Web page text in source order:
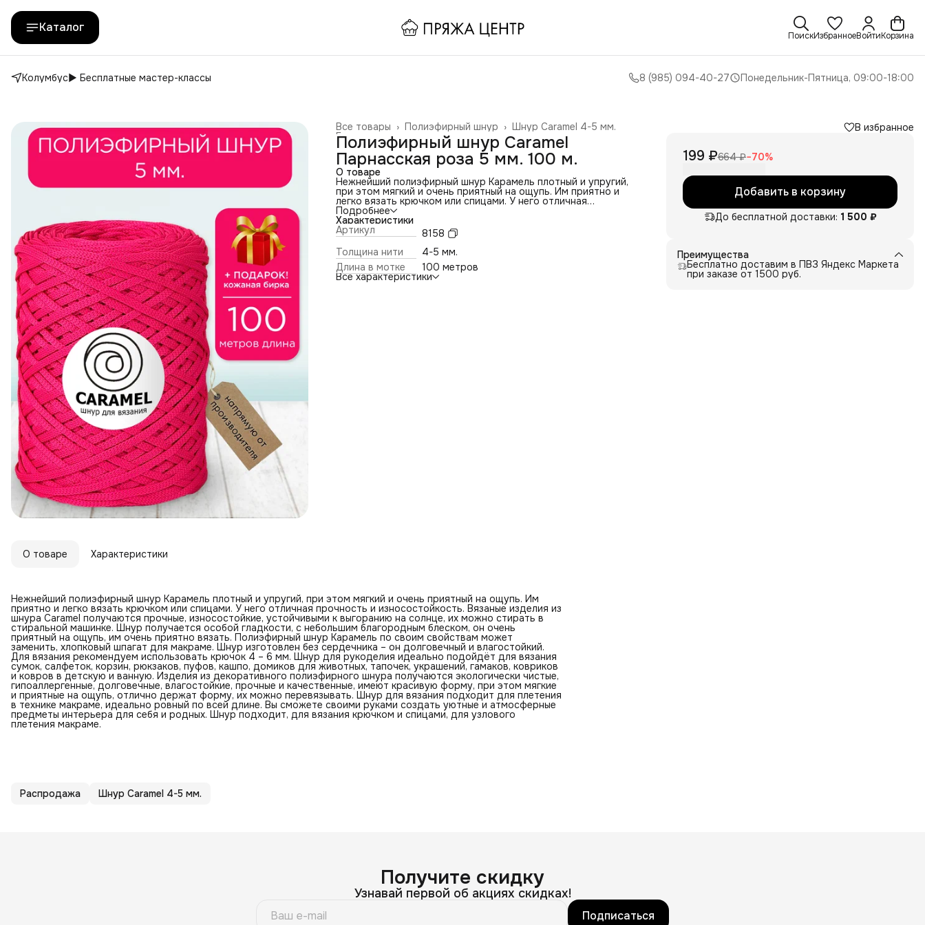
Каталог
ПоискИзбранноеВойтиКорзина
Колумбус▶️ Бесплатные мастер-классы 8 (985) 094-40-27 Понедельник-Пятница, 09:00-18:00
Шнур Caramel 4-5 мм.
Полиэфирный шнур ›
Все товары ›
Главная ›
Полиэфирный шнур Caramel
Парнасская роза 5 мм. 100 м.
О товаре
Нежнейший полиэфирный шнур Карамель плотный и упругий,
при этом мягкий и очень приятный на ощупь. Им приятно и
легко вязать крючком или спицами. У него отличная
прочность и износостойкость. Вязаные изделия из шнура
Caramel получаются прочные, износостойкие, устойчивыми к
выгоранию на солнце, их можно стирать в стиральной
машинке. Шнур получается особой гладкости, с небольшим
благородным блеском, он очень приятный на ощупь, им очень
приятно вязать. Полиэфирный шнур Карамель по своим
свойствам может заменить, хлопковый шпагат для макраме.
Шнур изготовлен без сердечника – он долговечный и
Подробнее
Характеристики
Артикул
8158
Толщина нити
4-5 мм.
Длина в мотке
100 метров
Все характеристики
В избранное
199 ₽664 ₽−70%
Добавить в корзину
До бесплатной доставки: 1 500 ₽
Преимущества
Бесплатно доставим в ПВЗ Яндекс Маркета
при заказе от 1500 руб.
О товаре Характеристики
Нежнейший полиэфирный шнур Карамель плотный и упругий, при этом мягкий и очень приятный на ощупь. Им
приятно и легко вязать крючком или спицами. У него отличная прочность и износостойкость. Вязаные изделия из
шнура Caramel получаются прочные, износостойкие, устойчивыми к выгоранию на солнце, их можно стирать в
стиральной машинке. Шнур получается особой гладкости, с небольшим благородным блеском, он очень
приятный на ощупь, им очень приятно вязать. Полиэфирный шнур Карамель по своим свойствам может
заменить, хлопковый шпагат для макраме. Шнур изготовлен без сердечника – он долговечный и влагостойкий.
Для вязания рекомендуем использовать крючок 4 – 6 мм. Шнур для рукоделия идеально подойдёт для вязания
сумок, салфеток, корзин, рюкзаков, пуфов, кашпо, домиков для животных, тапочек, украшений, гамаков, ковриков
и ковров в детскую и ванную. Изделия из декоративного полиэфирного шнура получаются экологически чистые,
гипоаллергенные, долговечные, влагостойкие, прочные и качественные, имеют красивую форму, при этом мягкие
и приятные на ощупь, отлично держат форму, их можно перевязывать. Шнур для вязания подходит для плетения
в технике макраме, идеально ровный по всей длине. Вы сможете своими руками создать уютные и атмосферные
предметы интерьера для себя и родных. Шнур подходит, для вязания крючком и спицами, для узлового
плетения макраме.
Распродажа Шнур Caramel 4-5 мм.
Получите скидку
Узнавай первой об акциях скидках!
Подписаться